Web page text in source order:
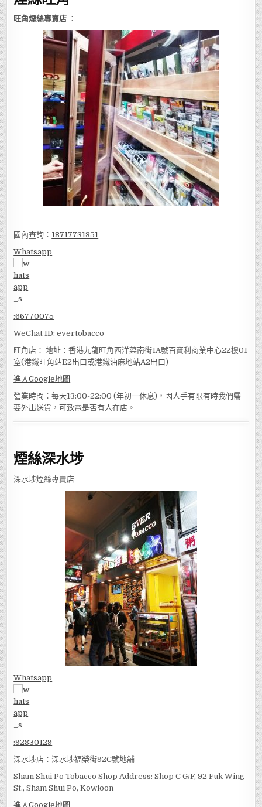
旺角煙絲專賣店 ：
國內查詢： 18717731351
Whatsapp
:66770075
WeChat ID: evertobacco
旺角店： 地址：香港九龍旺角西洋菜南街1A號百寶利商業中心22樓01
室(港鐵旺角站E2出口或港鐵油麻地站A2出口)
進入Google地圖
營業時間：每天13:00-22:00 (年初一休息)，因人手有限有時我們需
要外出送貨，可致電是否有人在店。
煙絲深水埗
深水埗煙絲專賣店
Whatsapp
:92830129
深水埗店：深水埗福榮街92C號地舖
Sham Shui Po Tobacco Shop Address: Shop C G/F, 92 Fuk Wing
St., Sham Shui Po, Kowloon
進入Google地圖